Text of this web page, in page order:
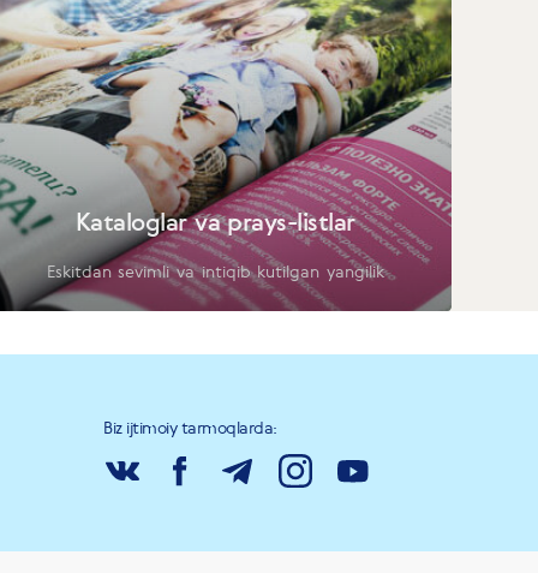
Kataloglar va prays-listlar
Eskitdan sevimli va intiqib kutilgan yangilik
Biz ijtimoiy tarmoqlarda: